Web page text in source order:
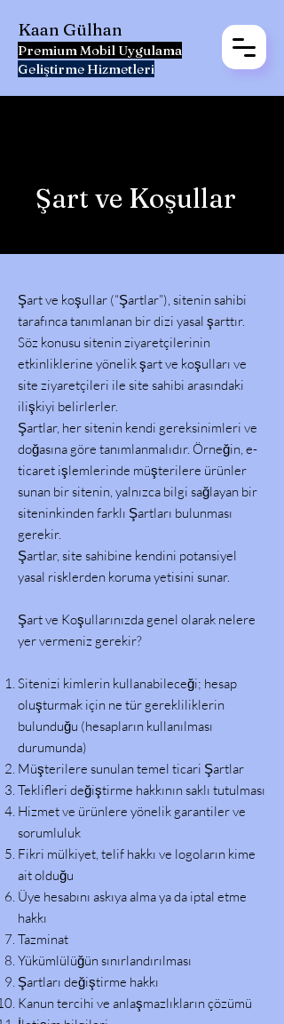
Kaan Gülhan
Premium Mobil Uygulama
Geliştirme Hizmetleri
Şart ve Koşullar
Şart ve koşullar (“Şartlar”), sitenin sahibi
tarafınca tanımlanan bir dizi yasal şarttır.
Söz konusu sitenin ziyaretçilerinin
etkinliklerine yönelik şart ve koşulları ve
site ziyaretçileri ile site sahibi arasındaki
ilişkiyi belirlerler.
Şartlar, her sitenin kendi gereksinimleri ve
doğasına göre tanımlanmalıdır. Örneğin, e-
ticaret işlemlerinde müşterilere ürünler
sunan bir sitenin, yalnızca bilgi sağlayan bir
siteninkinden farklı Şartları bulunması
gerekir.
Şartlar, site sahibine kendini potansiyel
yasal risklerden koruma yetisini sunar.
Şart ve Koşullarınızda genel olarak nelere
yer vermeniz gerekir?
Sitenizi kimlerin kullanabileceği; hesap
oluşturmak için ne tür gerekliliklerin
bulunduğu (hesapların kullanılması
durumunda)
Müşterilere sunulan temel ticari Şartlar
Teklifleri değiştirme hakkının saklı tutulması
Hizmet ve ürünlere yönelik garantiler ve
sorumluluk
Fikri mülkiyet, telif hakkı ve logoların kime
ait olduğu
Üye hesabını askıya alma ya da iptal etme
hakkı
Tazminat
Yükümlülüğün sınırlandırılması
Şartları değiştirme hakkı
Kanun tercihi ve anlaşmazlıkların çözümü